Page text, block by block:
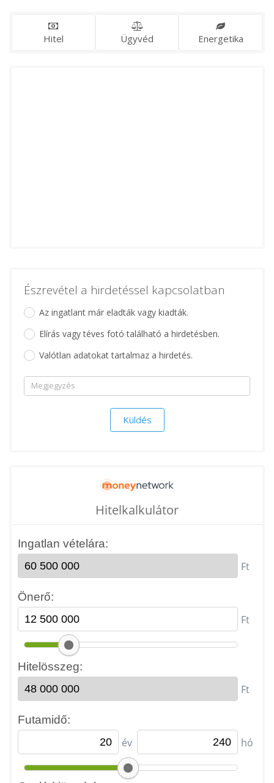
Hitel Ügyvéd Energetika
Észrevétel a hirdetéssel kapcsolatban
Az ingatlant már eladták vagy kiadták.
Elírás vagy téves fotó található a hirdetésben.
Valótlan adatokat tartalmaz a hirdetés.